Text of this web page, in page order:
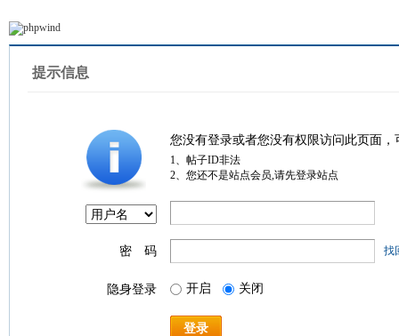
提示信息
您没有登录或者您没有权限访问此页面
1、帖子ID非法
2、您还不是站点会员,请先登录站点
密 码 找
隐身登录 开启 关闭
登录